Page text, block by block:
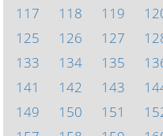
117
118 119
125
126 127
133
134 135
141
142 143
149
150 151